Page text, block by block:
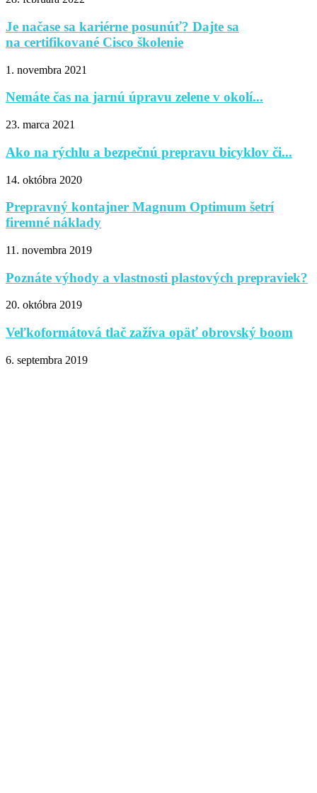
Je načase sa kariérne posunúť? Dajte sa
na certifikované Cisco školenie
1. novembra 2021
Nemáte čas na jarnú úpravu zelene v okolí...
23. marca 2021
Ako na rýchlu a bezpečnú prepravu bicyklov či...
14. októbra 2020
Prepravný kontajner Magnum Optimum šetrí
firemné náklady
11. novembra 2019
Poznáte výhody a vlastnosti plastových prepraviek?
20. októbra 2019
Veľkoformátová tlač zažíva opäť obrovský boom
6. septembra 2019